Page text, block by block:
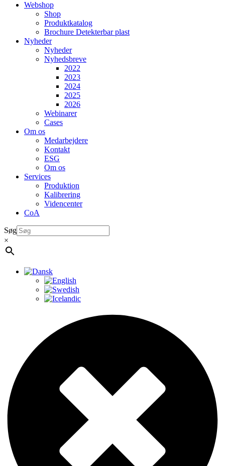
Webshop
Shop
Produktkatalog
Brochure Detekterbar plast
Nyheder
Nyheder
Nyhedsbreve
2022
2023
2024
2025
2026
Webinarer
Cases
Om os
Medarbejdere
Kontakt
ESG
Om os
Services
Produktion
Kalibrering
Videncenter
CoA
Søg
×